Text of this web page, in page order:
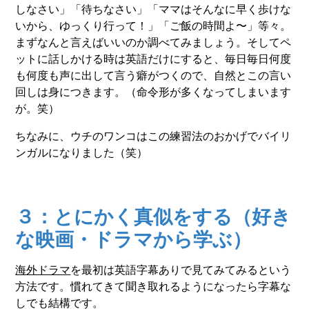
しなさい」「待ちなさい」「ママはそんなに早く歩けな
いから、ゆっくり行って！」「ご飯の時間よ〜」等々。
まずなんと言えばいいのか調べてみましょう。そしてペ
ットに話しかける時は英語だけにすると、毎日毎日何度
も何度も声に出して言う癖がつくので、自然とこの言い
回しは身につきます。（命令形が多くなってしまいます
が。笑）
ちなみに、ウチのワンコはこの練習法のおかげでバイリ
ンガルになりました（笑）
３：とにかく真似をする（好き
な映画・ドラマから学ぶ）
海外ドラマを最初は英語字幕ありで見てみてみるという
方法です。慣れてきて聞き取れるようになったら字幕な
しでも結構です。